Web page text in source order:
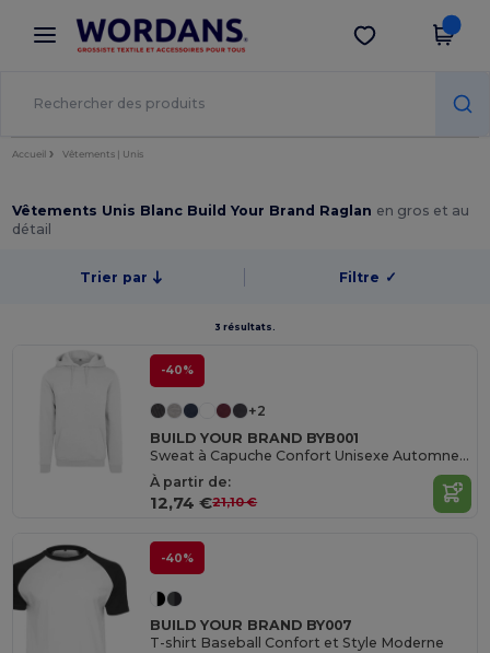
× Appli Wordans
Meilleurs prix sur l’app !
Obtenir l'appli
Accueil Vêtements | Unis
Vêtements Unis Blanc Build Your Brand Raglan en gros et au
détail
Trier par Filtre ✓
3 résultats.
-40%
+2
BUILD YOUR BRAND BYB001
Sweat à Capuche Confort Unisexe Automne-Hiver
À partir de:
12,74 €21,10 €
-40%
BUILD YOUR BRAND BY007
T-shirt Baseball Confort et Style Moderne